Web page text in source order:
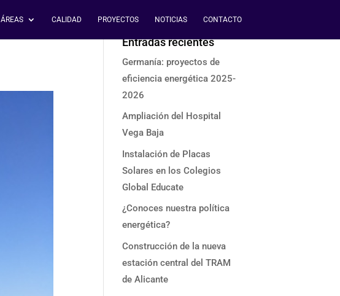
ÁREAS CALIDAD PROYECTOS NOTICIAS CONTACTO
Entradas recientes
Germanía: proyectos de
eficiencia energética 2025-
2026
Ampliación del Hospital
Vega Baja
Instalación de Placas
Solares en los Colegios
Global Educate
¿Conoces nuestra política
energética?
Construcción de la nueva
estación central del TRAM
de Alicante